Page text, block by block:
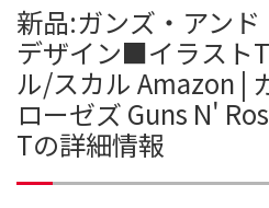
新品:ガンズ・アン
デザイン■イラスト
ル/スカル Amazon |
ローゼズ Guns N'
Tの詳細情報